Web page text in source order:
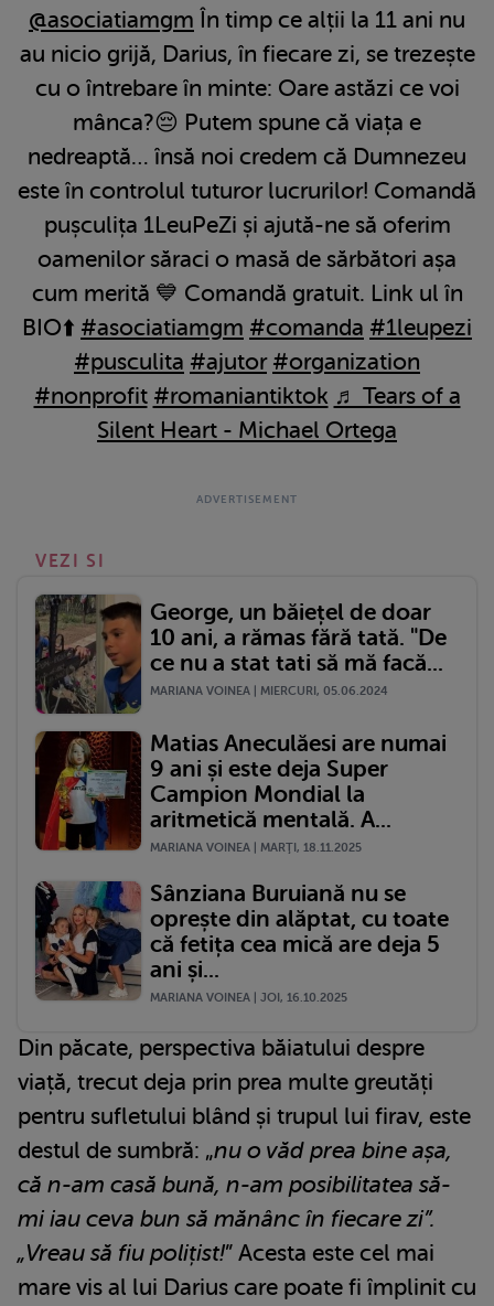
@asociatiamgm În timp ce alții la 11 ani nu
au nicio grijă, Darius, în fiecare zi, se trezește
cu o întrebare în minte: Oare astăzi ce voi
mânca?😔 Putem spune că viața e
nedreaptă… însă noi credem că Dumnezeu
este în controlul tuturor lucrurilor! Comandă
pușculița 1LeuPeZi și ajută-ne să oferim
oamenilor săraci o masă de sărbători așa
cum merită 💙 Comandă gratuit. Link ul în
BIO⬆️ #asociatiamgm #comanda #1leupezi
#pusculita #ajutor #organization
#nonprofit #romaniantiktok ♬ Tears of a
Silent Heart - Michael Ortega
VEZI SI
George, un băiețel de doar
10 ani, a rămas fără tată. "De
ce nu a stat tati să mă facă...
MARIANA VOINEA | MIERCURI, 05.06.2024
Matias Aneculăesi are numai
9 ani și este deja Super
Campion Mondial la
aritmetică mentală. A...
MARIANA VOINEA | MARŢI, 18.11.2025
Sânziana Buruiană nu se
oprește din alăptat, cu toate
că fetița cea mică are deja 5
ani și...
MARIANA VOINEA | JOI, 16.10.2025
Din păcate, perspectiva băiatului despre
viață, trecut deja prin prea multe greutăți
pentru sufletului blând și trupul lui firav, este
destul de sumbră: „nu o văd prea bine așa,
că n-am casă bună, n-am posibilitatea să-
mi iau ceva bun să mănânc în fiecare zi”.
„Vreau să fiu polițist!” Acesta este cel mai
mare vis al lui Darius care poate fi împlinit cu